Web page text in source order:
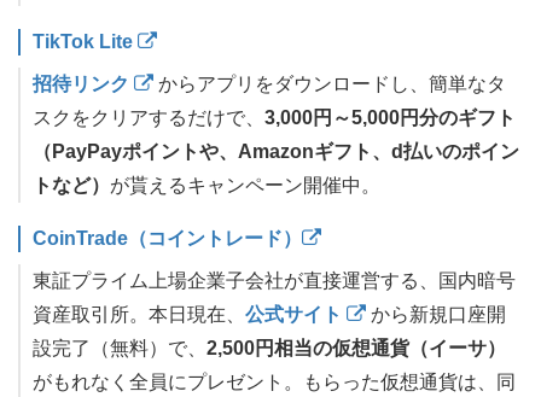
TikTok Lite
招待リンク
からアプリをダウンロードし、簡単なタ
スクをクリアするだけで、 3,000円～5,000円分のギフト
（PayPayポイントや、Amazonギフト、d払いのポイン
トなど） が貰えるキャンペーン開催中。
CoinTrade（コイントレード）
東証プライム上場企業子会社が直接運営する、国内暗号
資産取引所。本日現在、 公式サイト
から新規口座開
設完了（無料）で、 2,500円相当の仮想通貨（イーサ）
がもれなく全員にプレゼント。もらった仮想通貨は、同